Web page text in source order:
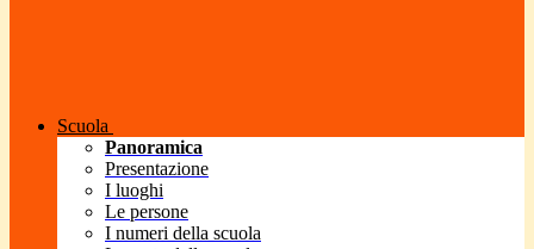
Scuola
Panoramica
Presentazione
I luoghi
Le persone
I numeri della scuola